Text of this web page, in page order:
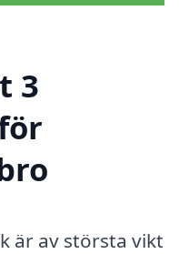
3
är av största vikt